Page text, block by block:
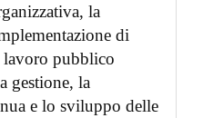
la
di
pubblico
gestione, la
e lo sviluppo delle